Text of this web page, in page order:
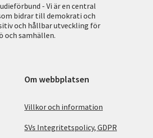
- Vi är en central
bidrar till demokrati och
och hållbar utveckling för
och samhällen.
Om webbplatsen
Villkor och information
SVs Integritetspolicy, GDPR